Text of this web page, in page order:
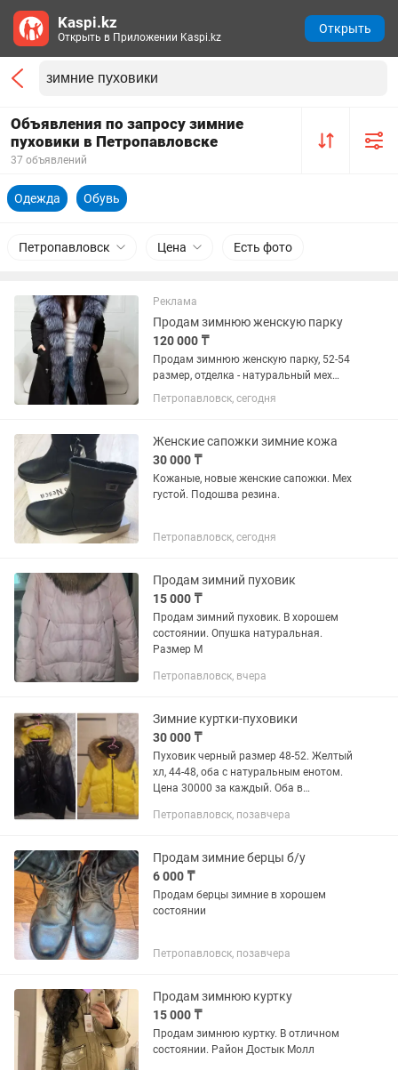
Объявления по запросу зимние
пуховики в Петропавловске
37 объявлений
Одежда Обувь
Петропавловск Цена Есть фото
Реклама
Продам зимнюю женскую парку
120 000 ₸
Продам зимнюю женскую парку, 52-54
размер, отделка - натуральный мех
чернобурки, подклад по всей длине из
меха кролика, очень тёплая, длина по
фото, производство -...
Петропавловск, сегодня
Женские сапожки зимние кожа
30 000 ₸
Кожаные, новые женские сапожки. Мех
густой. Подошва резина.
Петропавловск, сегодня
Продам зимний пуховик
15 000 ₸
Продам зимний пуховик. В хорошем
состоянии. Опушка натуральная.
Размер M
Петропавловск, вчера
Зимние куртки-пуховики
30 000 ₸
Пуховик черный размер 48-52. Желтый
хл, 44-48, оба с натуральным енотом.
Цена 30000 за каждый. Оба в
Петропавловск, позавчера
Продам зимние берцы б/у
6 000 ₸
Продам берцы зимние в хорошем
состоянии
Петропавловск, позавчера
Продам зимнюю куртку
15 000 ₸
Продам зимнюю куртку. В отличном
состоянии. Район Достык Молл
Kaspi.kz
Открыть в Приложении Kaspi.kz
Открыть